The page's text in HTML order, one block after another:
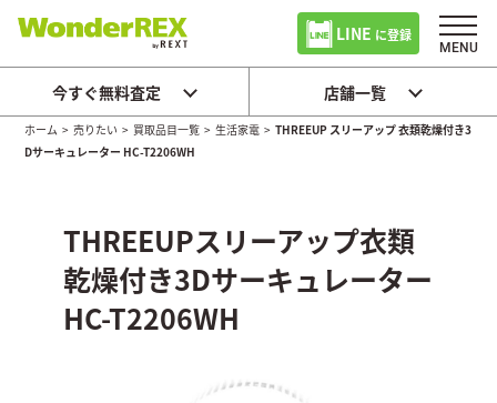
LINE に登録
今すぐ無料査定 店舗一覧
ホーム >売りたい > 買取品目一覧 >生活家電 >THREEUP スリーアップ 衣類乾燥付き3
Dサーキュレーター HC-T2206WH
THREEUPスリーアップ衣類
乾燥付き3Dサーキュレーター
HC-T2206WH